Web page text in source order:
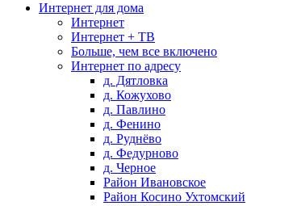
Интернет для дома
Интернет
Интернет + ТВ
Больше, чем все включено
Интернет по адресу
д. Дятловка
д. Кожухово
д. Павлино
д. Фенино
д. Руднёво
д. Федурново
д. Черное
Район Ивановское
Район Косино Ухтомский